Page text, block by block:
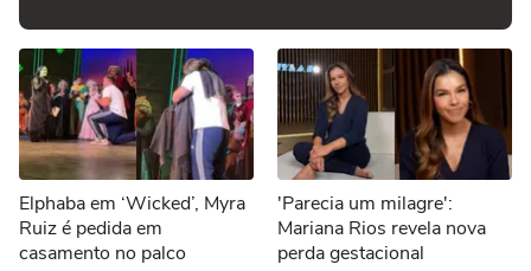
Elphaba em ‘Wicked’, Myra
Ruiz é pedida em
casamento no palco
'Parecia um milagre':
Mariana Rios revela nova
perda gestacional